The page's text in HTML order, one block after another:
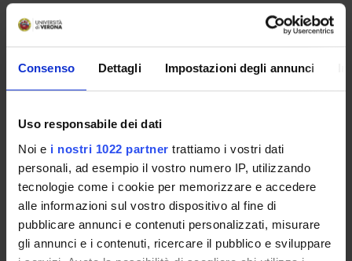
Consenso Dettagli Impostazioni degli annunci
Uso responsabile dei dati
Noi e i nostri 1022 partner trattiamo i vostri dati
personali, ad esempio il vostro numero IP, utilizzando
tecnologie come i cookie per memorizzare e accedere
alle informazioni sul vostro dispositivo al fine di
pubblicare annunci e contenuti personalizzati, misurare
gli annunci e i contenuti, ricercare il pubblico e sviluppare
GIAMPIERO GIROLOMONI
Immunology (DM)
Immunology (DNBM) (DNBM)
Immunology (DPD)